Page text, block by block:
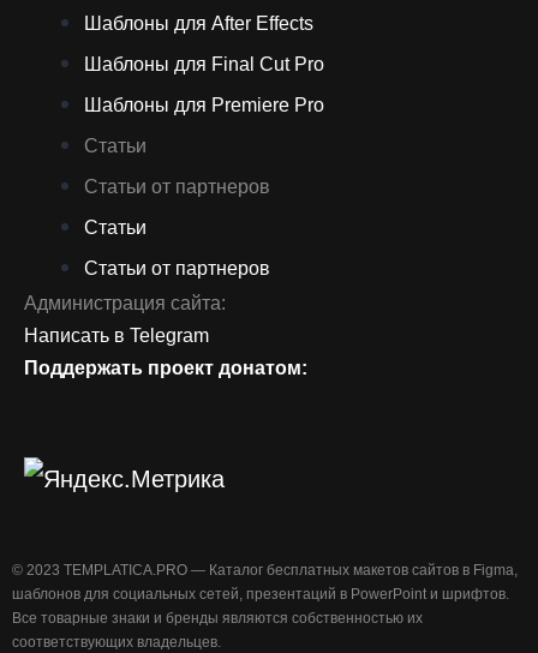
Шаблоны для After Effects
Шаблоны для Final Cut Pro
Шаблоны для Premiere Pro
Статьи
Статьи от партнеров
Статьи
Статьи от партнеров
Администрация сайта:
Написать в Telegram
Поддержать проект донатом:
©️ 2023 TEMPLATICA.PRO — Каталог бесплатных макетов сайтов в Figma,
шаблонов для социальных сетей, презентаций в PowerPoint и шрифтов.
Все товарные знаки и бренды являются собственностью их
соответствующих владельцев.